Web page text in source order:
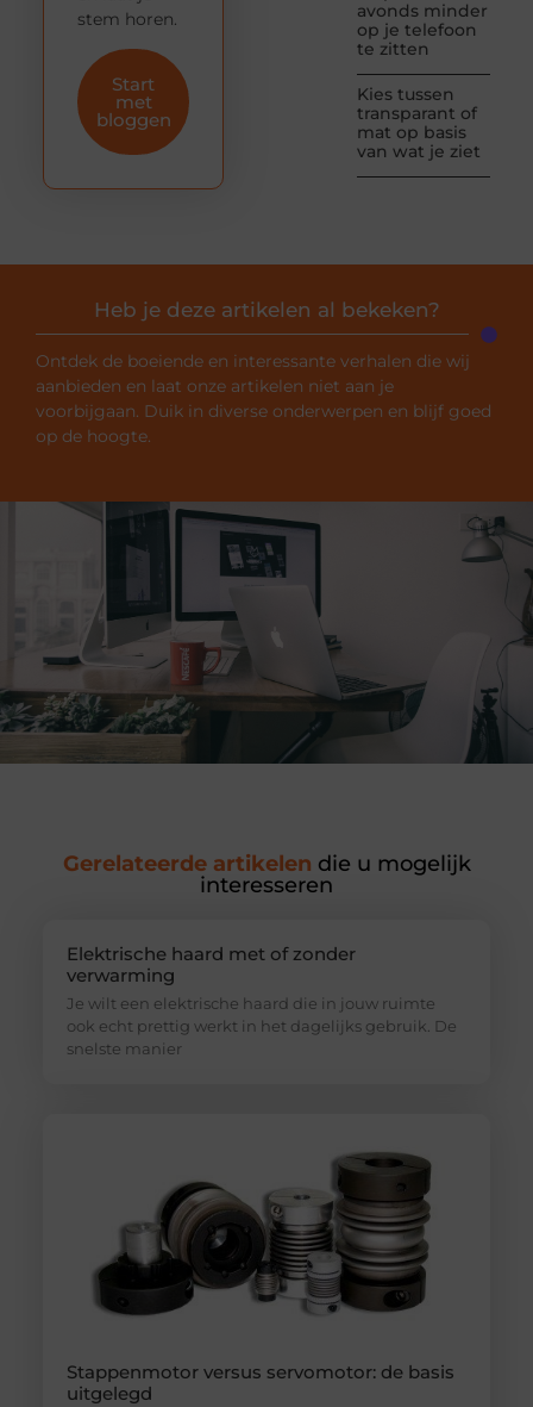
avonds minder
op je telefoon
te zitten
Kies tussen
transparant of
mat op basis
van wat je ziet
stem horen.
Start
met
bloggen
Heb je deze artikelen al bekeken?
Ontdek de boeiende en interessante verhalen die wij
aanbieden en laat onze artikelen niet aan je
voorbijgaan. Duik in diverse onderwerpen en blijf goed
op de hoogte.
Gerelateerde artikelen die u mogelijk
interesseren
Elektrische haard met of zonder
verwarming
Je wilt een elektrische haard die in jouw ruimte
ook echt prettig werkt in het dagelijks gebruik. De
snelste manier
Stappenmotor versus servomotor: de basis
uitgelegd